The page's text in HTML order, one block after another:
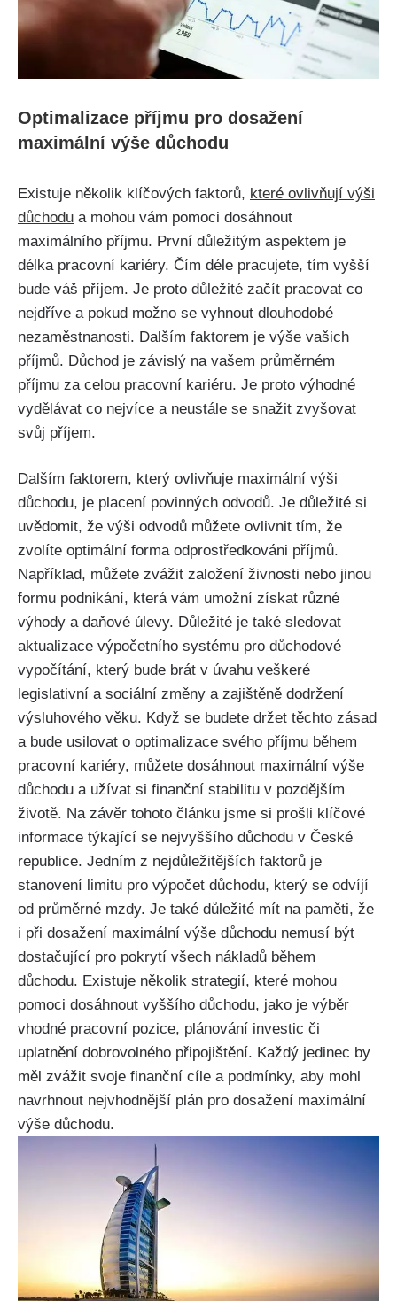
Optimalizace příjmu pro dosažení
maximální výše důchodu
Existuje několik klíčových faktorů, které ovlivňují výši
důchodu a mohou vám pomoci dosáhnout
maximálního příjmu. První důležitým aspektem je
délka pracovní kariéry. Čím déle pracujete, tím vyšší
bude váš příjem. Je proto důležité začít pracovat co
nejdříve a pokud možno se vyhnout dlouhodobé
nezaměstnanosti. Dalším faktorem je výše vašich
příjmů. Důchod je závislý na vašem průměrném
příjmu za celou pracovní kariéru. Je proto výhodné
vydělávat co nejvíce a neustále se snažit zvyšovat
svůj příjem.
Dalším faktorem, který ovlivňuje maximální výši
důchodu, je placení povinných odvodů. Je důležité si
uvědomit, že výši odvodů můžete ovlivnit tím, že
zvolíte optimální forma odprostředkováni příjmů.
Například, můžete zvážit založení živnosti nebo jinou
formu podnikání, která vám umožní získat různé
výhody a daňové úlevy. Důležité je také sledovat
aktualizace výpočetního systému pro důchodové
vypočítání, který bude brát v úvahu veškeré
legislativní a sociální změny a zajištěně dodržení
výsluhového věku. Když se budete držet těchto zásad
a bude usilovat o optimalizace svého příjmu během
pracovní kariéry, můžete dosáhnout maximální výše
důchodu a užívat si finanční stabilitu v pozdějším
životě. Na závěr tohoto článku jsme si prošli klíčové
informace týkající se nejvyššího důchodu v České
republice. Jedním z nejdůležitějších faktorů je
stanovení limitu pro výpočet důchodu, který se odvíjí
od průměrné mzdy. Je také důležité mít na paměti, že
i při dosažení maximální výše důchodu nemusí být
dostačující pro pokrytí všech nákladů během
důchodu. Existuje několik strategií, které mohou
pomoci dosáhnout vyššího důchodu, jako je výběr
vhodné pracovní pozice, plánování investic či
uplatnění dobrovolného připojištění. Každý jedinec by
měl zvážit svoje finanční cíle a podmínky, aby mohl
navrhnout nejvhodnější plán pro dosažení maximální
výše důchodu.